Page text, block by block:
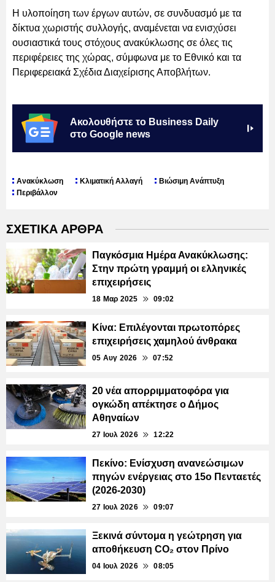
Η υλοποίηση των έργων αυτών, σε συνδυασμό με τα
δίκτυα χωριστής συλλογής, αναμένεται να ενισχύσει
ουσιαστικά τους στόχους ανακύκλωσης σε όλες τις
περιφέρειες της χώρας, σύμφωνα με το Εθνικό και τα
Περιφερειακά Σχέδια Διαχείρισης Αποβλήτων.
Ακολουθήστε το Business Daily
στο Google news
Ανακύκλωση Κλιματική Αλλαγή
Βιώσιμη Ανάπτυξη
Περιβάλλον
ΣΧΕΤΙΚΑ ΑΡΘΡΑ
Παγκόσμια Ημέρα Ανακύκλωσης:
Στην πρώτη γραμμή οι ελληνικές
επιχειρήσεις
18 Μαρ 2025 09:02
Κίνα: Επιλέγονται πρωτοπόρες
επιχειρήσεις χαμηλού άνθρακα
05 Αυγ 2026 07:52
20 νέα απορριμματοφόρα για
ογκώδη απέκτησε ο Δήμος
Αθηναίων
27 Ιουλ 2026 12:22
Πεκίνο: Ενίσχυση ανανεώσιμων
πηγών ενέργειας στο 15ο Πενταετές
(2026-2030)
27 Ιουλ 2026 09:07
Ξεκινά σύντομα η γεώτρηση για
αποθήκευση CO₂ στον Πρίνο
04 Ιουλ 2026 08:05